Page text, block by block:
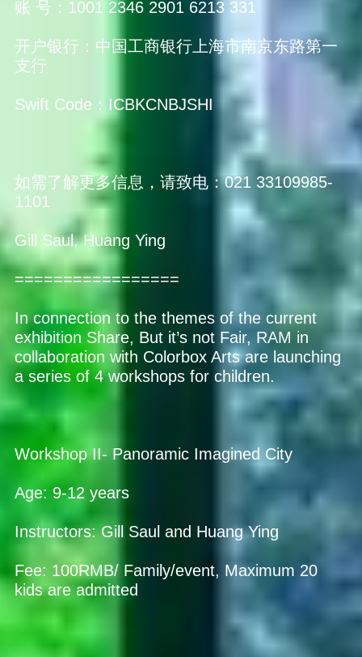
账 号：1001 2346 2901 6213 331
开户银行：中国工商银行上海市南京东路第一
支行
Swift Code：ICBKCNBJSHI
如需了解更多信息，请致电：021 33109985-
1101
Gill Saul, Huang Ying
=================
In connection to the themes of the current
exhibition Share, But it’s not Fair, RAM in
collaboration with Colorbox Arts are launching
a series of 4 workshops for children.
Workshop II- Panoramic Imagined City
Age: 9-12 years
Instructors: Gill Saul and Huang Ying
Fee: 100RMB/ Family/event, Maximum 20
kids are admitted